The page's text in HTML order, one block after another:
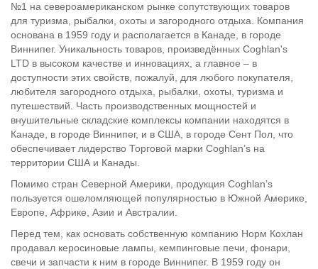
№1 на североамериканском рынке сопутствующих товаров
для туризма, рыбалки, охоты и загородного отдыха. Компания
основана в 1959 году и располагается в Канаде, в городе
Виннипег. Уникальность товаров, произведённых Coghlan's
LTD в высоком качестве и инновациях, а главное – в
доступности этих свойств, пожалуй, для любого покупателя,
любителя загородного отдыха, рыбалки, охоты, туризма и
путешествий. Часть производственных мощностей и
внушительные складские комплексы компании находятся в
Канаде, в городе Виннипег, и в США, в городе Сент Пол, что
обеспечивает лидерство Торговой марки Coghlan’s на
территории США и Канады.
Помимо стран Северной Америки, продукция Coghlan’s
пользуется ошеломляющей популярностью в Южной Америке,
Европе, Африке, Азии и Австралии.
Перед тем, как основать собственную компанию Норм Кохлан
продавал керосиновые лампы, кемпинговые печи, фонари,
свечи и запчасти к ним в городе Виннипег. В 1959 году он